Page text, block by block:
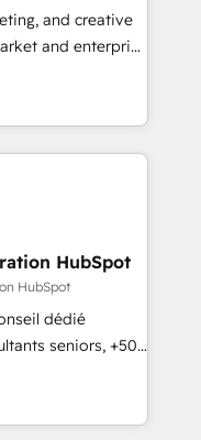
• Track
buyer journey
that attract
and creative
and enterprise
that turn
Named
in 2024,
in the ecosystem,
speaks for itself.
delivering
in the UK, USA,
Singapore, and
HubSpot
HubSpot
dédié
seniors, +500
: faire de
pour votre
de